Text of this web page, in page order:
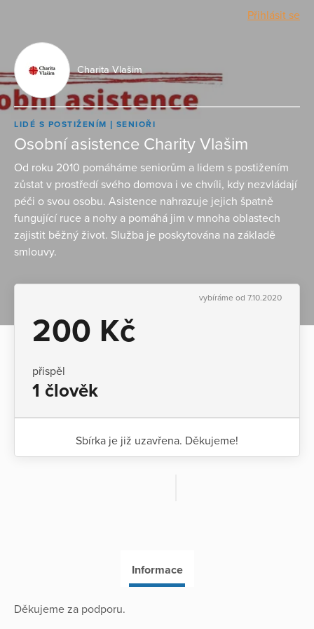
Přihlásit se
Charita Vlašim
LIDÉ S POSTIŽENÍM SENIOŘI
Osobní asistence Charity Vlašim
Od roku 2010 pomáháme seniorům a lidem s postižením
zůstat v prostředí svého domova i ve chvíli, kdy nezvládají
péči o svou osobu. Asistence nahrazuje jejich špatně
fungující ruce a nohy a pomáhá jim v mnoha oblastech
zajistit běžný život. Služba je poskytována na základě
smlouvy.
vybíráme od 7.10.2020
200 Kč
přispěl
1 člověk
Sbírka je již uzavřena. Děkujeme!
Informace
Děkujeme za podporu.